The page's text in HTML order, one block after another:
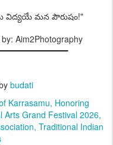
విద్యయే మన పౌరుషం!"
Aim2Photography
budati
Karrasamu Honoring
Arts Grand Festival 2026
Traditional Indian